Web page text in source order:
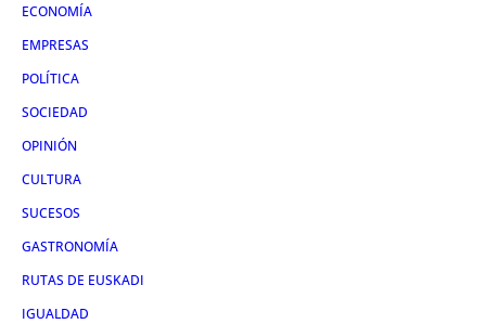
ECONOMÍA
EMPRESAS
POLÍTICA
SOCIEDAD
OPINIÓN
CULTURA
SUCESOS
GASTRONOMÍA
RUTAS DE EUSKADI
IGUALDAD